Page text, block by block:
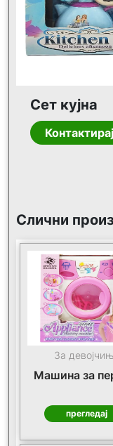
Сет кујна
Слични
За
Машина за
прегледај